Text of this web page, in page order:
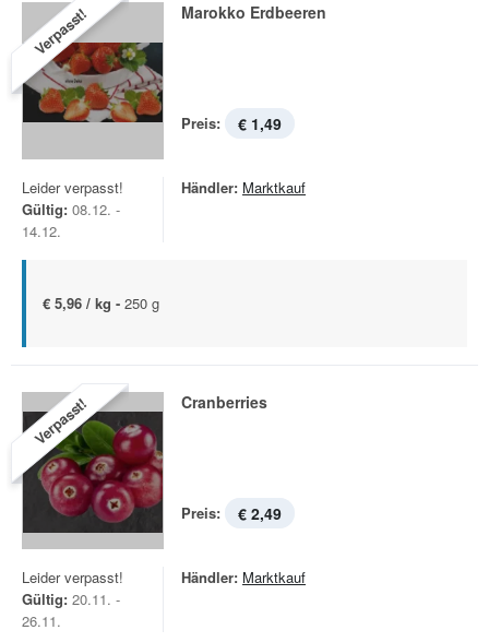
Verpasst! Marokko Erdbeeren
Preis: € 1,49
Leider verpasst!
Gültig: 08.12. -
14.12.
Händler: Marktkauf
€ 5,96 / kg - 250 g
Verpasst! Cranberries
Preis: € 2,49
Leider verpasst!
Gültig: 20.11. -
26.11.
Händler: Marktkauf